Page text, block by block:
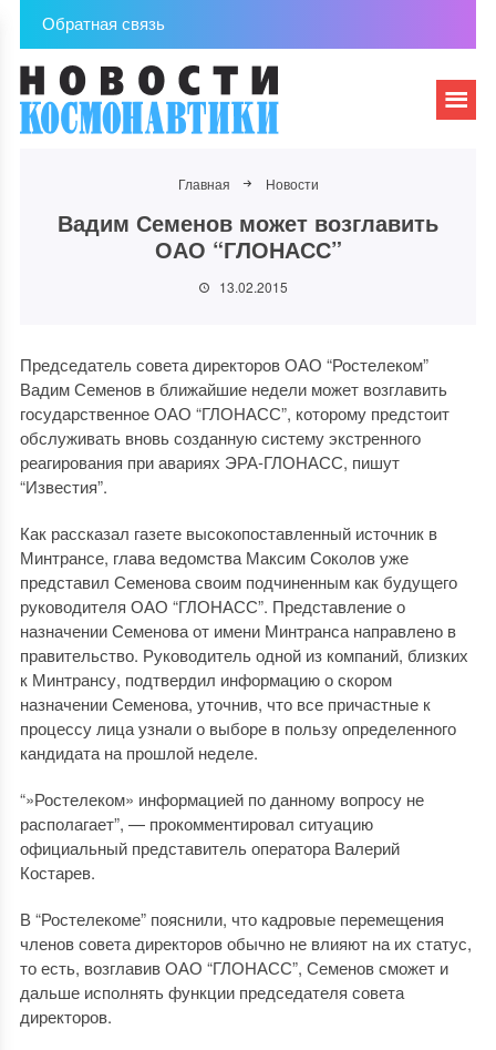
Обратная связь
Главная Новости
Вадим Семенов может возглавить
ОАО “ГЛОНАСС”
13.02.2015
Председатель совета директоров ОАО “Ростелеком”
Вадим Семенов в ближайшие недели может возглавить
государственное ОАО “ГЛОНАСС”, которому предстоит
обслуживать вновь созданную систему экстренного
реагирования при авариях ЭРА-ГЛОНАСС, пишут
“Известия”.
Как рассказал газете высокопоставленный источник в
Минтрансе, глава ведомства Максим Соколов уже
представил Семенова своим подчиненным как будущего
руководителя ОАО “ГЛОНАСС”. Представление о
назначении Семенова от имени Минтранса направлено в
правительство. Руководитель одной из компаний, близких
к Минтрансу, подтвердил информацию о скором
назначении Семенова, уточнив, что все причастные к
процессу лица узнали о выборе в пользу определенного
кандидата на прошлой неделе.
“»Ростелеком» информацией по данному вопросу не
располагает”, — прокомментировал ситуацию
официальный представитель оператора Валерий
Костарев.
В “Ростелекоме” пояснили, что кадровые перемещения
членов совета директоров обычно не влияют на их статус,
то есть, возглавив ОАО “ГЛОНАСС”, Семенов сможет и
дальше исполнять функции председателя совета
директоров.